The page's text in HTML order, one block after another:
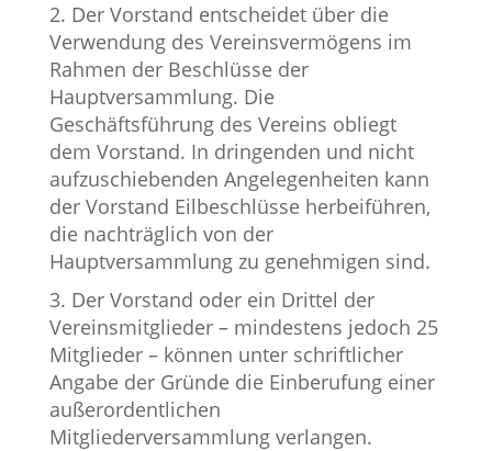
Der Vorstand entscheidet über die
Verwendung des Vereinsvermögens im
Rahmen der Beschlüsse der
Hauptversammlung. Die
Geschäftsführung des Vereins obliegt
dem Vorstand. In dringenden und nicht
aufzuschiebenden Angelegenheiten kann
der Vorstand Eilbeschlüsse herbeiführen,
die nachträglich von der
Hauptversammlung zu genehmigen sind.
Der Vorstand oder ein Drittel der
Vereinsmitglieder – mindestens jedoch 25
Mitglieder – können unter schriftlicher
Angabe der Gründe die Einberufung einer
außerordentlichen
Mitgliederversammlung verlangen.